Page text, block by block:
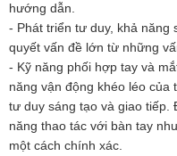
hướng dẫn.
- Phát triển tư duy, khả năng
quyết vấn đề lớn từ những
- Kỹ năng phối hợp tay và
năng vận động khéo léo của
tư duy sáng tạo và giao tiếp.
năng thao tác với bàn tay
một cách chính xác.